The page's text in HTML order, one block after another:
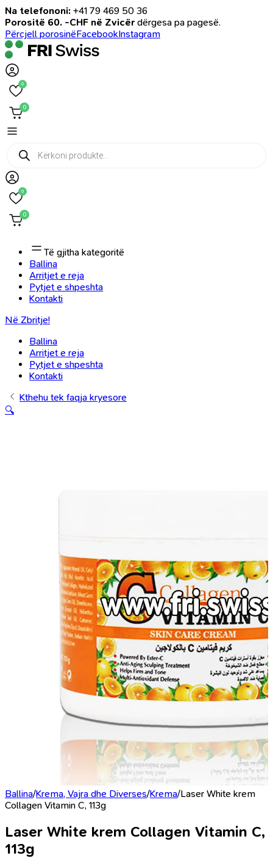
Na telefononi: +41 79 469 50 36
Porositë 60. -CHF në Zvicër dërgesa pa pagesë.
Përcjell porosinëFacebookInstagram
0
0
Products
search
0
0
Të gjitha kategoritë
Ballina
Arritjet e reja
Pytjet e shpeshta
Kontakti
Në Zbritje!
Ballina
Arritjet e reja
Pytjet e shpeshta
Kontakti
Kthehu tek faqja kryesore
🔍
Ballina/Krema, Vajra dhe Diverses/Krema/Laser White krem
Collagen Vitamin C, 113g
Laser White krem Collagen Vitamin C,
113g